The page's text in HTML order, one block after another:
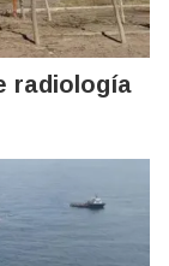
radiología